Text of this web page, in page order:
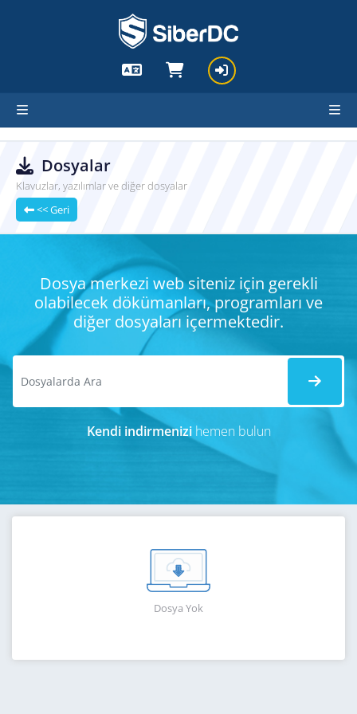
Dosyalar
Klavuzlar, yazılımlar ve diğer dosyalar
<< Geri
Dosya merkezi web siteniz için gerekli
olabilecek dökümanları, programları ve
diğer dosyaları içermektedir.
Kendi indirmenizihemen bulun
Dosya Yok